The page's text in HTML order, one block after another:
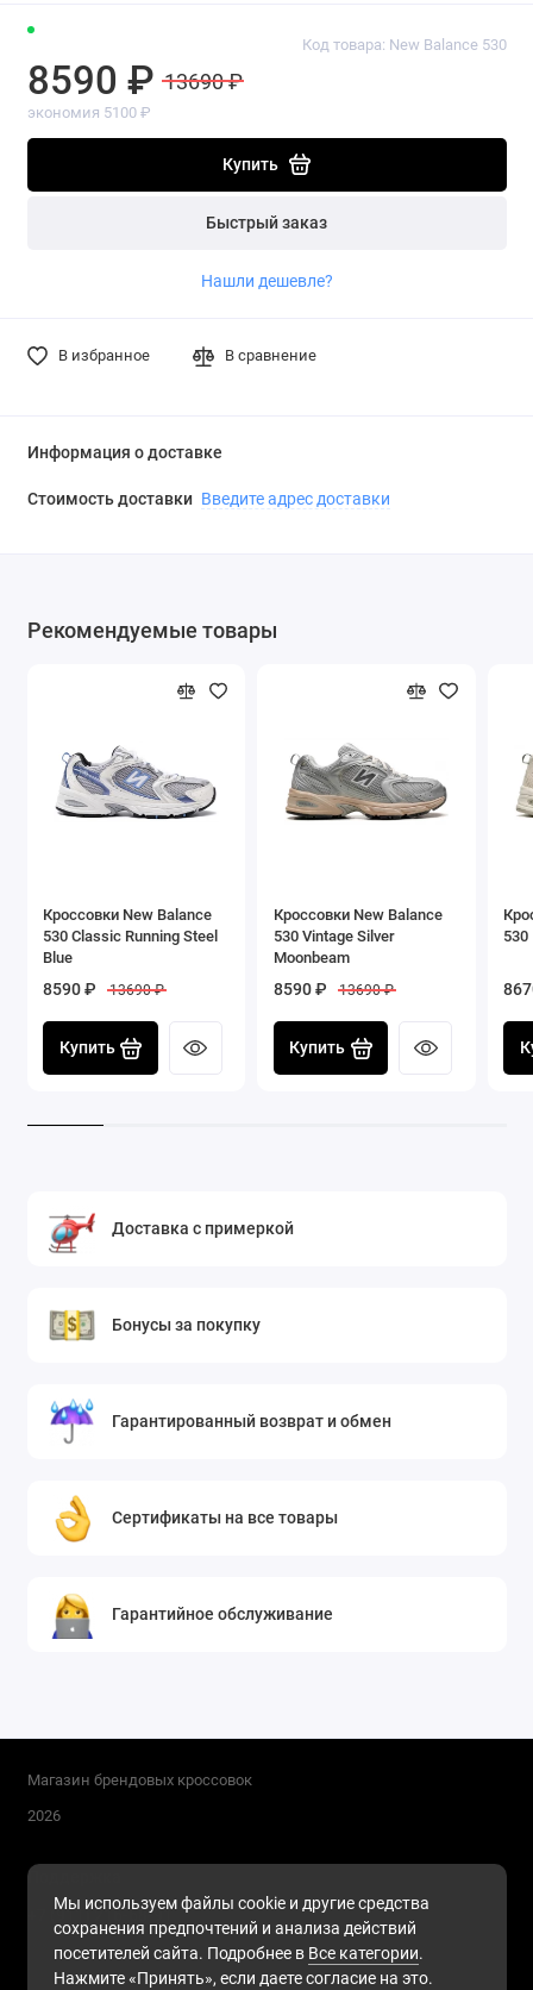
Код товара: New Balance 530
8590 ₽ 13690 ₽
экономия 5100 ₽
Купить
Быстрый заказ
Нашли дешевле?
В избранное В сравнение
Информация о доставке
Стоимость доставки Введите адрес доставки
Рекомендуемые товары
Кроссовки New Balance
530 Classic Running Steel
Blue
8590 ₽ 13690 ₽
Купить
Кроссовки New Balance
530 Vintage Silver
Moonbeam
8590 ₽ 13690 ₽
Купить
530
Доставка с примеркой
Бонусы за покупку
Гарантированный возврат и обмен
Сертификаты на все товары
Гарантийное обслуживание
Мы используем файлы cookie и другие средства
сохранения предпочтений и анализа действий
посетителей сайта. Подробнее в Все категории.
Нажмите «Принять», если даете согласие на это.
Магазин брендовых кроссовок
2026
Поддержка
+7 (911) 216-68-91
Будни, с 10.00 до 17.00